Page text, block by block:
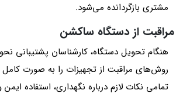
مشتری بازگردانده می‌شود.
مراقبت از دستگاه ساکشن
هنگام تحویل دستگاه، کارشناسان پشتیبانی
روش‌های مراقبت از تجهیزات را به صورت
تمامی نکات لازم درباره نگهداری، استفاده